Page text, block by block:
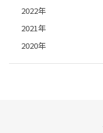
2022年
2021年
2020年